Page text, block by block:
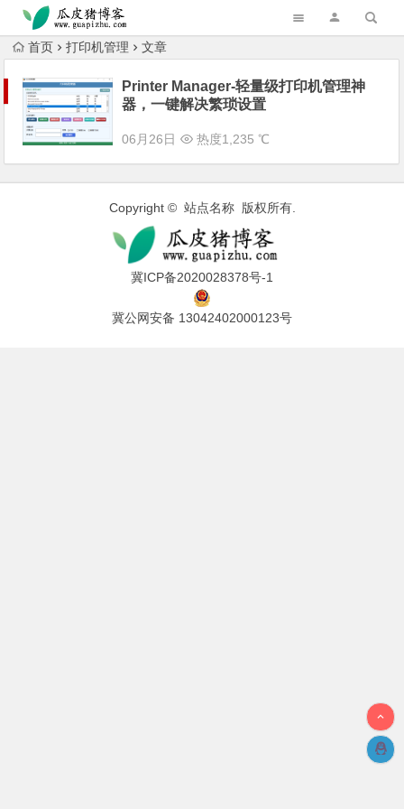
跳转到主内容
首页 打印机管理 文章
Printer Manager-轻量级打印机管理神
器，一键解决繁琐设置
06月26日 热度1,235 ℃
Copyright © 站点名称 版权所有.
冀ICP备2020028378号-1
冀公网安备 13042402000123号